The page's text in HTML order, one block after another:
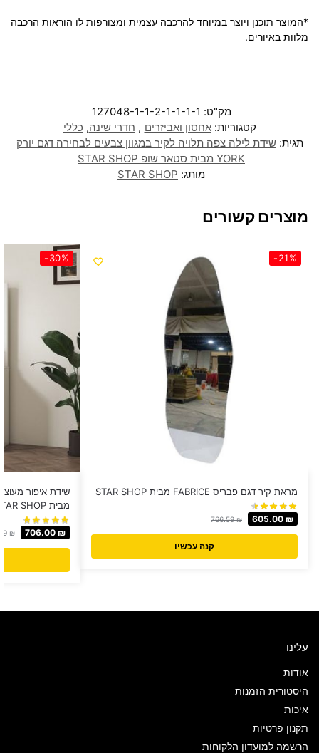
*המוצר תוכנן ויוצר במיוחד להרכבה עצמית ומצורפות לו הוראות הרכבה
מלוות באיורים.
מק"ט: 127048-1-1-2-1-1-1-1
קטגוריות:אחסון ואביזרים , חדרי שינה, כללי
תגית:שידת לילה צפה תלויה לקיר במגוון צבעים לבחירה דגם יורק
YORK מבית סטאר שופ STAR SHOP
מותג: STAR SHOP
מוצרים קשורים
-21%
מראת קיר דגם פבריס FABRICE מבית STAR SHOP
766.59₪ 605.00 ₪
קנה עכשיו
-30%
מבית STAR SHOP
₪ 706.00 ₪
עלינו
אודות
היסטורית הזמנות
איכות
תקנון פרטיות
הרשמה למועדון הלקוחות